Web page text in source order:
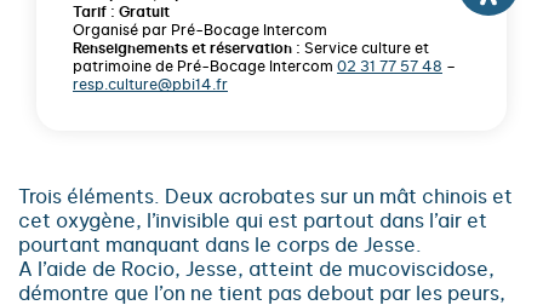
Tarif : Gratuit
Organisé par Pré-Bocage Intercom
Renseignements et réservation : Service culture et
patrimoine de Pré-Bocage Intercom 02 31 77 57 48 –
resp.culture@pbi14.fr
Trois éléments. Deux acrobates sur un mât chinois et
cet oxygène, l’invisible qui est partout dans l’air et
pourtant manquant dans le corps de Jesse.
A l’aide de Rocio, Jesse, atteint de mucoviscidose,
démontre que l’on ne tient pas debout par les peurs,